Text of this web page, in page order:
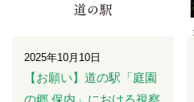
2025年10月10日
【お願い】道の駅「庭園